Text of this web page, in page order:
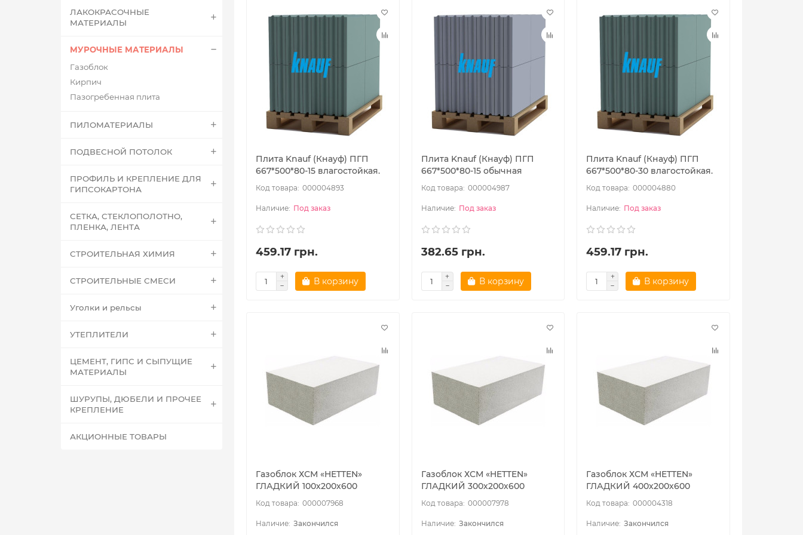
ЛАКОКРАСОЧНЫЕ
МАТЕРИАЛЫ
МУРОЧНЫЕ МАТЕРИАЛЫ
Газоблок
Кирпич
Пазогребенная плита
ПИЛОМАТЕРИАЛЫ
ПОДВЕСНОЙ ПОТОЛОК
ПРОФИЛЬ И КРЕПЛЕНИЕ ДЛЯ
ГИПСОКАРТОНА
СЕТКА, СТЕКЛОПОЛОТНО,
ПЛЕНКА, ЛЕНТА
СТРОИТЕЛЬНАЯ ХИМИЯ
СТРОИТЕЛЬНЫЕ СМЕСИ
Уголки и рельсы
УТЕПЛИТЕЛИ
ЦЕМЕНТ, ГИПС И СЫПУЩИЕ
МАТЕРИАЛЫ
ШУРУПЫ, ДЮБЕЛИ И ПРОЧЕЕ
КРЕПЛЕНИЕ
АКЦИОННЫЕ ТОВАРЫ
Плита Knauf (Кнауф) ПГП
667*500*80-15 влагостойкая.
000004893
Под заказ
459.17 грн.
В корзину
Плита Knauf (Кнауф) ПГП
667*500*80-15 обычная
000004987
Под заказ
382.65 грн.
В корзину
Плита Knauf (Кнауф) ПГП
667*500*80-30 влагостойкая.
000004880
Под заказ
459.17 грн.
В корзину
Газоблок ХСМ «HETTEN»
ГЛАДКИЙ 100х200х600
000007968
Закончился
Газоблок ХСМ «HETTEN»
ГЛАДКИЙ 300х200х600
000007978
Закончился
Газоблок ХСМ «HETTEN»
ГЛАДКИЙ 400х200х600
000004318
Закончился